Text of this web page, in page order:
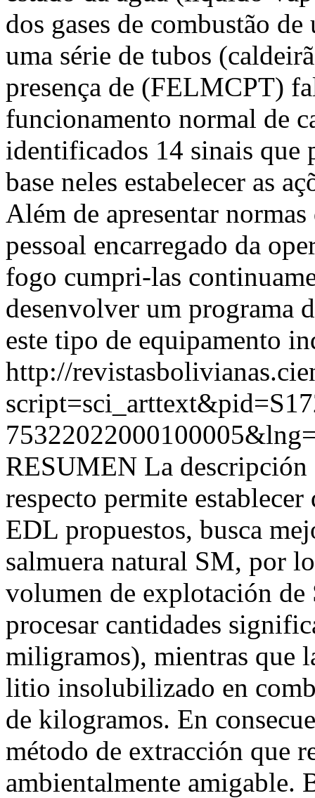
dos gases de combustão
uma série de tubos
presença de (FELMCPT)
funcionamento normal de
identificados 14 sinais que
base neles estabelecer as
Além de apresentar
pessoal encarregado da
fogo cumpri-las
desenvolver um programa
este tipo de equipamento
http://
RESUMEN La
respecto permite
EDL propuestos, busca
salmuera natural SM, por
volumen de explotación de
procesar cantidades
miligramos), mientras que
litio insolubilizado en
de kilogramos. En
método de extracción que
ambientalmente amigable.